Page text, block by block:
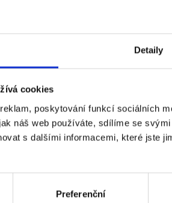
Detaily
cookies
poskytování funkcí sociálních
náš web používáte, sdílíme se
s dalšími informacemi, které jste
Preferenční
(město, PSČ) :
s doprovodem.